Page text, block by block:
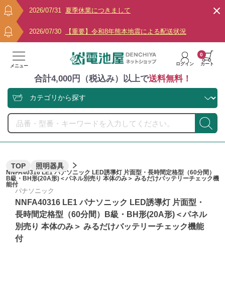
2026/07/31 夏季休業につきまして
2026/07/30 【重要】令和8年熊本地震による配送状況
メニュー ログイン カート
0
合計4,000円（税込み）以上で送料無料！
TOP 照明器具
NNFA40316 LE1 パナソニック LED誘導灯 片面型・長時間定格型（60分間）
B級・BH形(20A形)＜パネル別売り 本体のみ＞ みるだけバッテリーチェック機
能付
パナソニック
NNFA40316 LE1 パナソニック LED誘導灯 片面型・
長時間定格型（60分間）B級・BH形(20A形)＜パネル
別売り 本体のみ＞ みるだけバッテリーチェック機能
付